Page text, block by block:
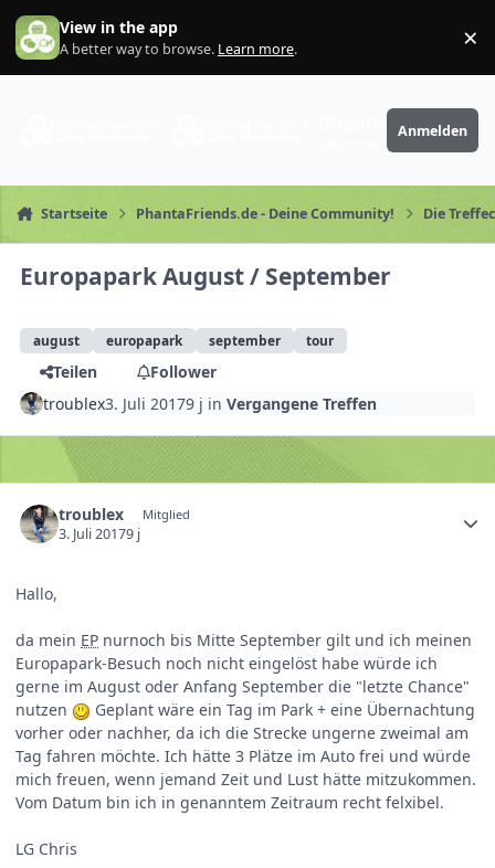
Zum Inhalt springen
View in the app
A better way to browse. Learn more. ×
PhantaFriends.de
Anmelden
Startseite PhantaFriends.de - Deine Community! Die
Europapark August / September
august europapark september tour
Teilen
Follower
troublex3. Juli 20179 j inVergangene Treffen
troublex Mitglied
3. Juli 20179 j
Hallo,
da mein EP nurnoch bis Mitte September gilt und ich meinen
Europapark-Besuch noch nicht eingelöst habe würde ich
gerne im August oder Anfang September die "letzte Chance"
nutzen
Geplant wäre ein Tag im Park + eine Übernachtung
vorher oder nachher, da ich die Strecke ungerne zweimal am
Tag fahren möchte. Ich hätte 3 Plätze im Auto frei und würde
mich freuen, wenn jemand Zeit und Lust hätte mitzukommen.
Vom Datum bin ich in genanntem Zeitraum recht felxibel.
LG Chris